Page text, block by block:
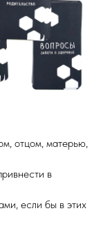
отцом, матерью,
в
если бы в этих